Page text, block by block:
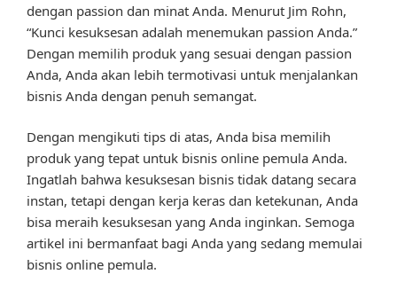
dengan passion dan minat Anda. Menurut Jim Rohn,
“Kunci kesuksesan adalah menemukan passion Anda.”
Dengan memilih produk yang sesuai dengan passion
Anda, Anda akan lebih termotivasi untuk menjalankan
bisnis Anda dengan penuh semangat.
Dengan mengikuti tips di atas, Anda bisa memilih
produk yang tepat untuk bisnis online pemula Anda.
Ingatlah bahwa kesuksesan bisnis tidak datang secara
instan, tetapi dengan kerja keras dan ketekunan, Anda
bisa meraih kesuksesan yang Anda inginkan. Semoga
artikel ini bermanfaat bagi Anda yang sedang memulai
bisnis online pemula.